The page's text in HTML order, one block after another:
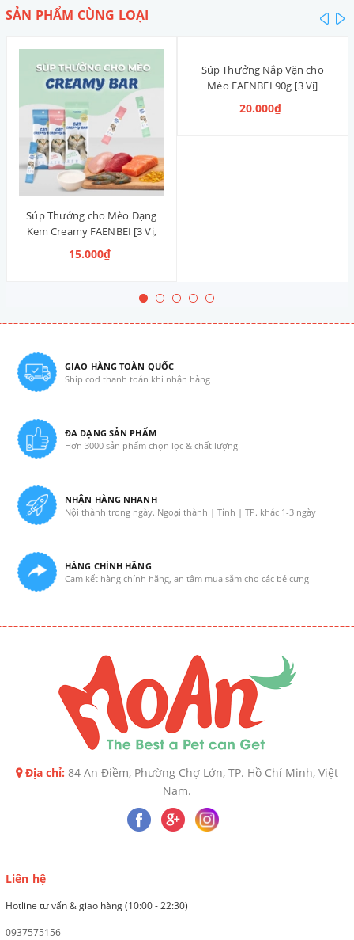
SẢN PHẨM CÙNG LOẠI
Súp Thưởng cho Mèo Dạng
Kem Creamy FAENBEI [3 Vị,
Gói 15g x 4 Tuýp]
15.000₫
Súp Thưởng Nắp Vặn cho
Mèo FAENBEI 90g [3 Vị]
20.000₫
GIAO HÀNG TOÀN QUỐC
Ship cod thanh toán khi nhận hàng
ĐA DẠNG SẢN PHẨM
Hơn 3000 sản phẩm chọn lọc & chất lượng
NHẬN HÀNG NHANH
Nội thành trong ngày. Ngoại thành | Tỉnh | TP. khác 1-3 ngày
HÀNG CHÍNH HÃNG
Cam kết hàng chính hãng, an tâm mua sắm cho các bé cưng
Địa chỉ: 84 An Điềm, Phường Chợ Lớn, TP. Hồ Chí Minh, Việt
Nam.
Liên hệ
Hotline tư vấn & giao hàng (10:00 - 22:30)
0937575156